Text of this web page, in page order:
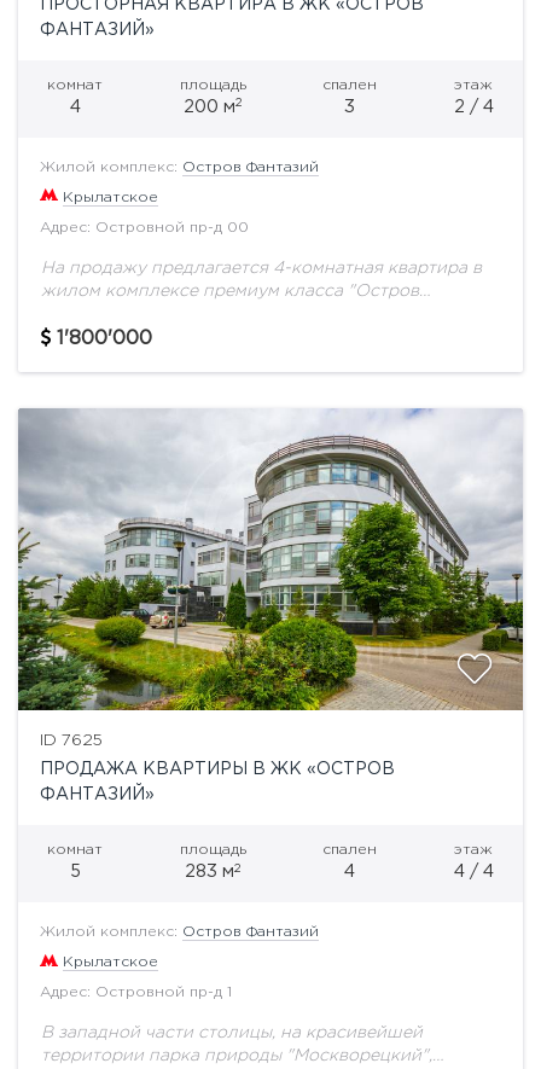
ПРОСТОРНАЯ КВАРТИРА В ЖК «ОСТРОВ
ФАНТАЗИЙ»
комнат
4
площадь
200 м2
спален
3
этаж
2 / 4
Жилой комплекс: Остров Фантазий
Крылатское
Адрес: Островной пр-д 00
На продажу предлагается 4-комнатная квартира в
жилом комплексе премиум класса "Остров
этаже.Остров Фантазий расположен в черте
1'800'000
ID 7625
ПРОДАЖА КВАРТИРЫ В ЖК «ОСТРОВ
ФАНТАЗИЙ»
комнат
5
площадь
283 м2
спален
4
этаж
4 / 4
Жилой комплекс: Остров Фантазий
Крылатское
Адрес: Островной пр-д 1
В западной части столицы, на красивейшей
территории парка природы "Москворецкий",